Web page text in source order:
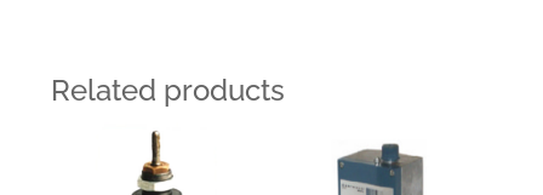
Related products